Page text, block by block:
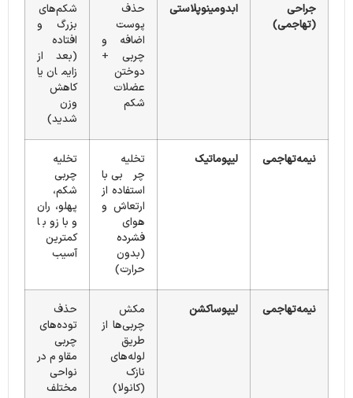
جراحی
(تهاجمی)
ابدومینوپلاستی
حذف
پوست
اضافه و
چربی +
دوختن
عضلات
شکم
شکم‌های
بزرگ و
افتاده
(بعد از
زایمان یا
کاهش
وزن
شدید)
نیمه‌تهاجمی لیپوماتیک
تخلیه
چربی با
استفاده از
ارتعاش و
هوای
فشرده
(بدون
حرارت)
تخلیه
چربی
شکم،
پهلو، ران
و بازو با
کمترین
آسیب
نیمه‌تهاجمی لیپوساکشن
مکش
چربی‌ها از
طریق
لوله‌های
نازک
(کانولا)
حذف
توده‌های
چربی
مقاوم در
نواحی
مختلف